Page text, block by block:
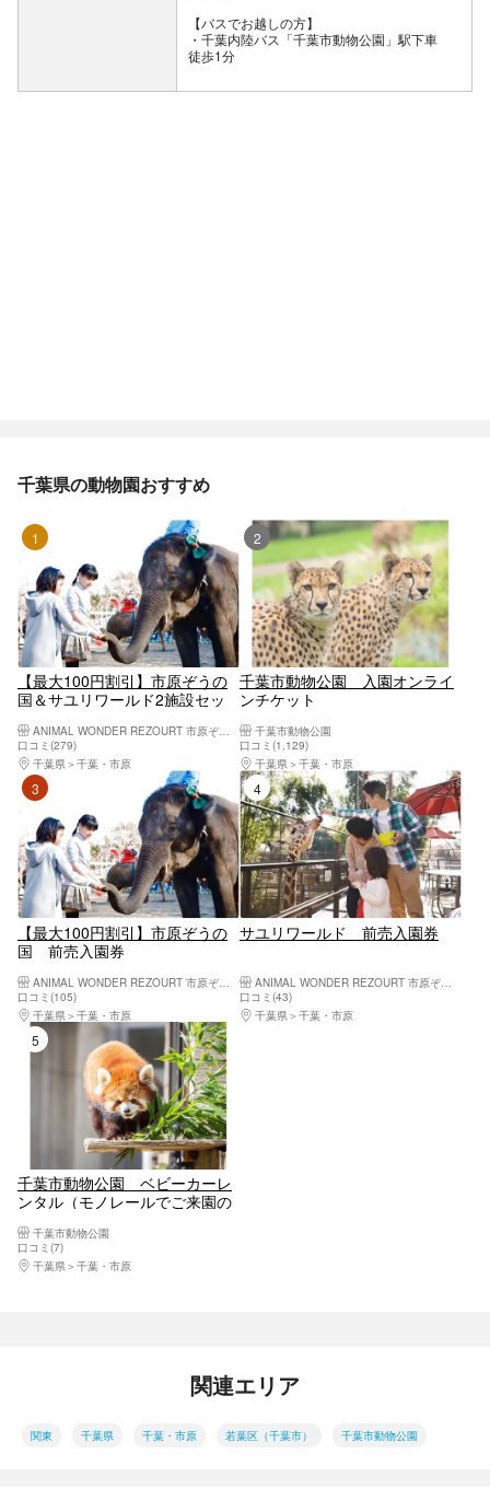
【バスでお越しの方】
・千葉内陸バス「千葉市動物公園」駅下車
徒歩1分
千葉県の動物園おすすめ
【最大100円割引】市原ぞうの
国＆サユリワールド2施設セッ
ANIMAL WONDER REZOURT 市原ぞうの国・サユリワールド
口コミ(279)
千葉県
千葉・市原
2位
千葉市動物公園 入園オンライ
ンチケット
千葉市動物公園
口コミ(1,129)
千葉県
千葉・市原
【最大100円割引】市原ぞうの
国 前売入園券
口コミ(105)
千葉県
千葉・市原
4位
サユリワールド 前売入園券
口コミ(43)
千葉県
千葉・市原
5位
千葉市動物公園 ベビーカーレ
ンタル（モノレールでご来園の
千葉市動物公園
口コミ(7)
千葉県
千葉・市原
関連エリア
関東 千葉県 千葉・市原 若葉区（千葉市） 千葉市動物公園